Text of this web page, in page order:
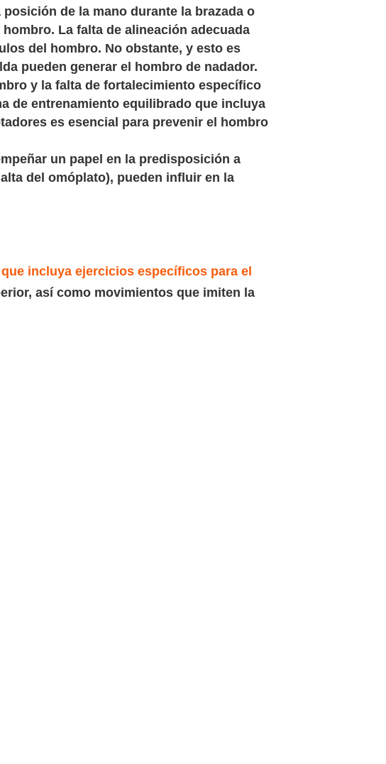
de la mano durante la brazada o
La falta de alineación adecuada
del hombro. No obstante, y esto es
pueden generar el hombro de nadador.
y la falta de fortalecimiento específico
de entrenamiento equilibrado que incluya
es esencial para prevenir el hombro
un papel en la predisposición a
del omóplato), pueden influir en la
incluya ejercicios específicos para el
así como movimientos que imiten la